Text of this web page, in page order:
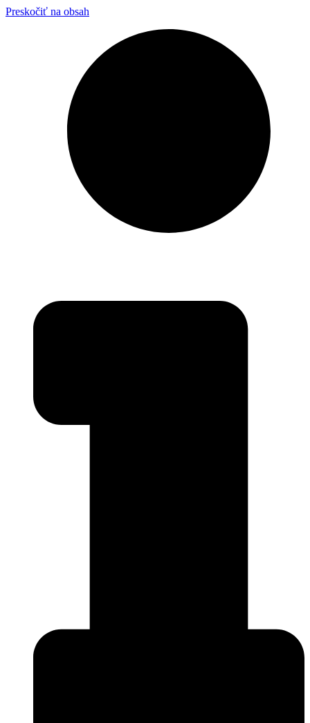
Preskočiť na obsah